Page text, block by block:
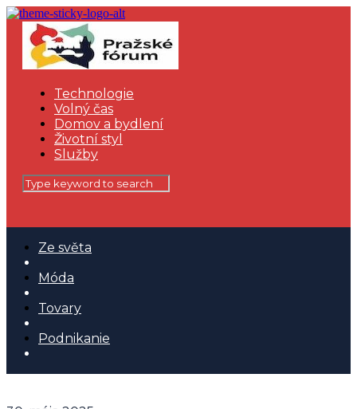
Technologie
Volný čas
Domov a bydlení
Životní styl
Služby
Ze světa
Móda
Tovary
Podnikanie